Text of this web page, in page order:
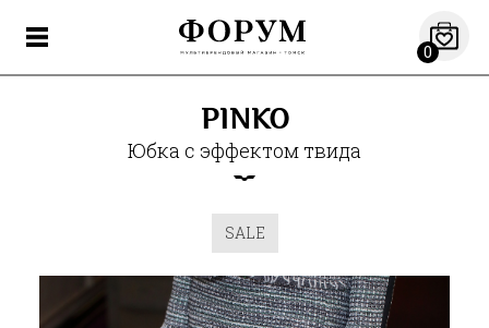
0
PINKO
Юбка с эффектом твида
SALE